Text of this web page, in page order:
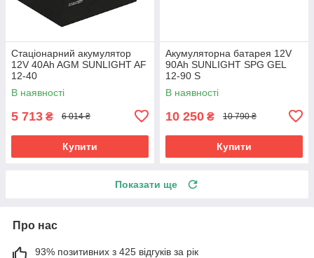
Стаціонарний акумулятор
12V 40Ah AGM SUNLIGHT AF
12-40
В наявності
5 713 ₴ 6 014 ₴
Купити
Акумуляторна батарея 12V
90Ah SUNLIGHT SPG GEL
12-90 S
В наявності
10 250 ₴ 10 790 ₴
Купити
Показати ще
Про нас
93% позитивних з 425 відгуків за рік